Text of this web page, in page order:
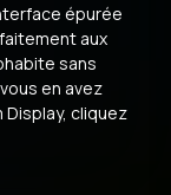
épurée
aux
sans
en avez
Display, cliquez